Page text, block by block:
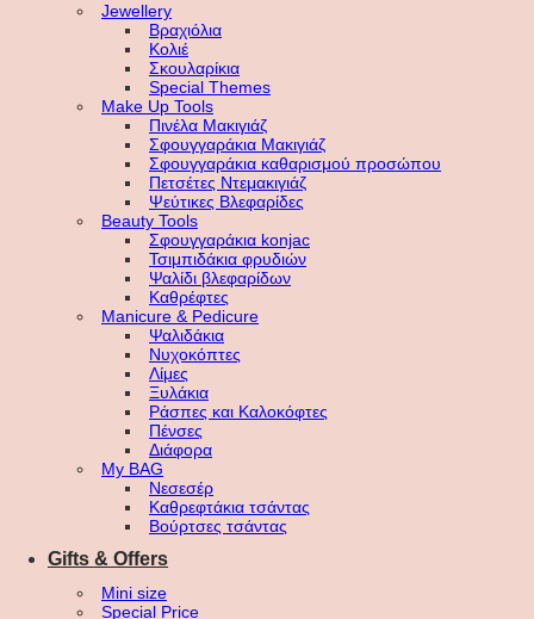
Jewellery
Βραχιόλια
Κολιέ
Σκουλαρίκια
Special Themes
Make Up Tools
Πινέλα Μακιγιάζ
Σφουγγαράκια Μακιγιάζ
Σφουγγαράκια καθαρισμού προσώπου
Πετσέτες Ντεμακιγιάζ
Ψεύτικες Βλεφαρίδες
Beauty Tools
Σφουγγαράκια konjac
Τσιμπιδάκια φρυδιών
Ψαλίδι βλεφαρίδων
Καθρέφτες
Manicure & Pedicure
Ψαλιδάκια
Νυχοκόπτες
Λίμες
Ξυλάκια
Ράσπες και Καλοκόφτες
Πένσες
Διάφορα
My BAG
Νεσεσέρ
Καθρεφτάκια τσάντας
Βούρτσες τσάντας
Gifts & Offers
Mini size
Special Price